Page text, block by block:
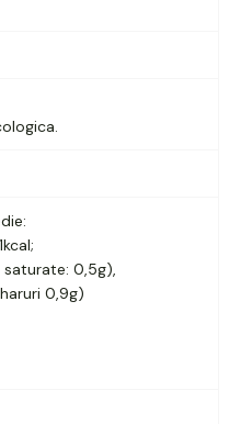
saturate: 0,5g),
0,9g)